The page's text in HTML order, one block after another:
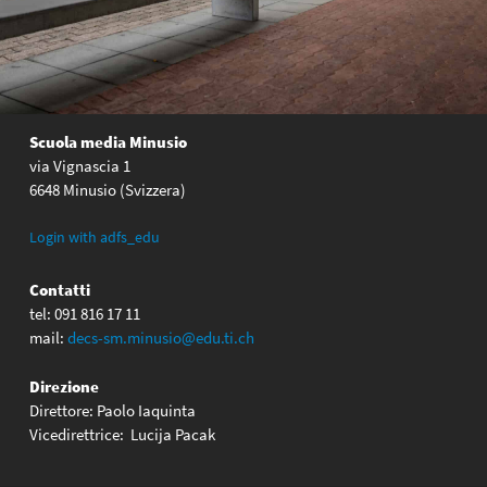
Scuola media Minusio
via Vignascia 1
6648 Minusio (Svizzera)
Login with adfs_edu
Contatti
tel: 091 816 17 11
mail: decs-sm.minusio@edu.ti.ch
Direzione
Direttore: Paolo Iaquinta
Vicedirettrice: Lucija Pacak